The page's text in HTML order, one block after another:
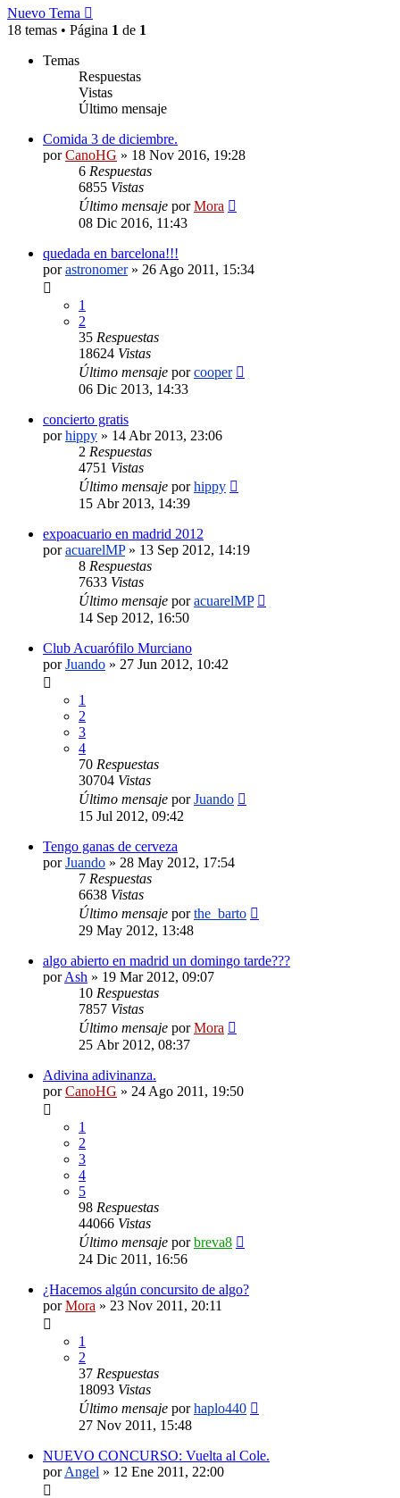
Nuevo Tema
18 temas • Página 1 de 1
Temas
Respuestas
Vistas
Último mensaje
Comida 3 de diciembre.
porCanoHG » 18 Nov 2016, 19:28
6 Respuestas
6855 Vistas
Último mensaje porMora
08 Dic 2016, 11:43
quedada en barcelona!!!
porastronomer» 26 Ago 2011, 15:34
1
2
35 Respuestas
18624 Vistas
Último mensaje porcooper
06 Dic 2013, 14:33
concierto gratis
porhippy » 14 Abr 2013, 23:06
2 Respuestas
4751 Vistas
Último mensaje porhippy
15 Abr 2013, 14:39
expoacuario en madrid 2012
poracuarelMP» 13 Sep 2012, 14:19
8 Respuestas
7633 Vistas
Último mensaje poracuarelMP
14 Sep 2012, 16:50
Club Acuarófilo Murciano
porJuando » 27 Jun 2012, 10:42
1
2
3
4
70 Respuestas
30704 Vistas
Último mensaje porJuando
15 Jul 2012, 09:42
Tengo ganas de cerveza
porJuando » 28 May 2012, 17:54
7 Respuestas
6638 Vistas
Último mensaje porthe_barto
29 May 2012, 13:48
algo abierto en madrid un domingo tarde???
porAsh » 19 Mar 2012, 09:07
10 Respuestas
7857 Vistas
Último mensaje porMora
25 Abr 2012, 08:37
Adivina adivinanza.
porCanoHG » 24 Ago 2011, 19:50
1
2
3
4
5
98 Respuestas
44066 Vistas
Último mensaje porbreva8
24 Dic 2011, 16:56
¿Hacemos algún concursito de algo?
porMora » 23 Nov 2011, 20:11
1
2
37 Respuestas
18093 Vistas
Último mensaje porhaplo440
27 Nov 2011, 15:48
NUEVO CONCURSO: Vuelta al Cole.
porAngel » 12 Ene 2011, 22:00